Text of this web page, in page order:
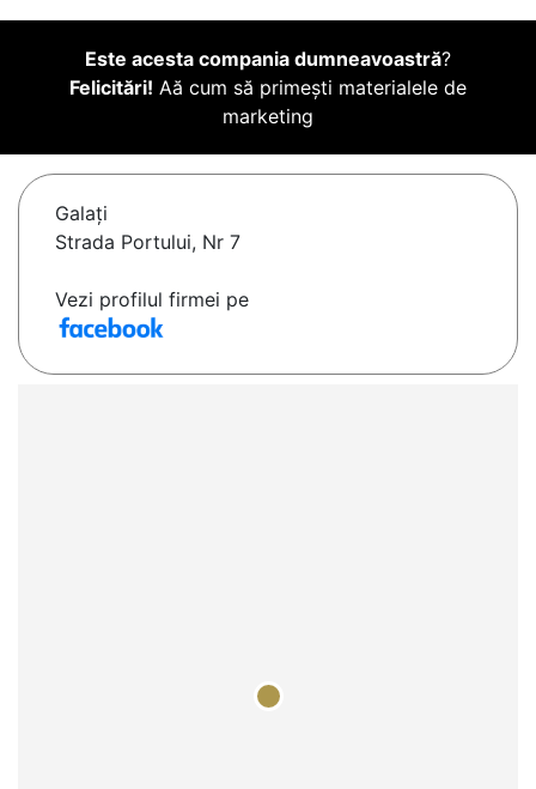
Este acesta compania dumneavoastră?
Felicitări! Aă cum să primești materialele de
marketing
Galaţi
Strada Portului, Nr 7
Vezi profilul firmei pe